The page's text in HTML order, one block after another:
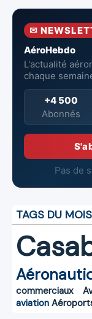
pertes nettes
réduites
✉
AéroHebdo
L'actualité
chaque
+4 500
Abonnés
Pas de
TAGS DU MOIS
commerciaux
aviation